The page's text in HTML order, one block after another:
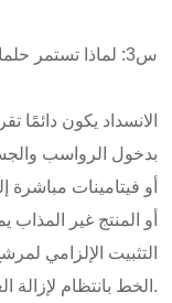
س3: لماذا تستمر حلمات الشرب الخاصة بي في الانسداد؟
الانسداد يكون دائمًا
بدخول الرواسب
أو فيتامينات
أو المنتج غير
التثبيت الإلزامي
الخط بانتظام لإزالة الغشاء الحيوي الداخلي.